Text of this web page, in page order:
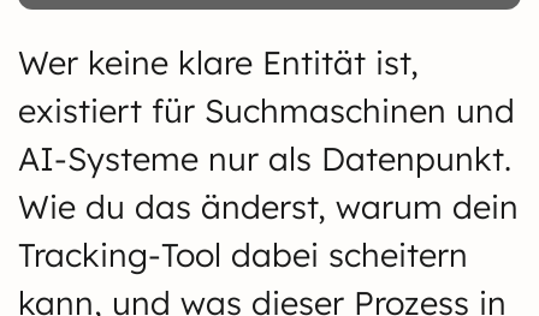
Wer keine klare Entität ist,
existiert für Suchmaschinen und
AI-Systeme nur als Datenpunkt.
Wie du das änderst, warum dein
Tracking-Tool dabei scheitern
kann, und was dieser Prozess in